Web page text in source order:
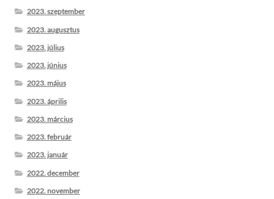
2023. szeptember
2023. augusztus
2023. július
2023. június
2023. május
2023. április
2023. március
2023. február
2023. január
2022. december
2022. november